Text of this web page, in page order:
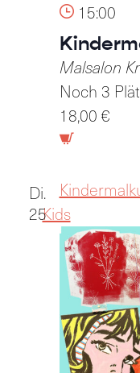
15:00
Malsalon
Noch 3
18,00 €
Di.
25Kids